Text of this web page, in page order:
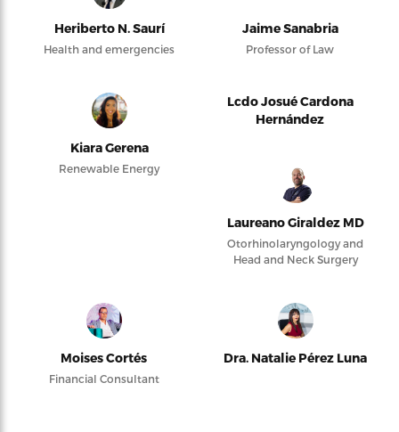
Heriberto N. Saurí
Health and emergencies
Jaime Sanabria
Professor of Law
Kiara Gerena
Renewable Energy
Lcdo Josué Cardona
Hernández
Laureano Giraldez MD
Otorhinolaryngology and
Head and Neck Surgery
Moises Cortés
Financial Consultant
Dra. Natalie Pérez Luna